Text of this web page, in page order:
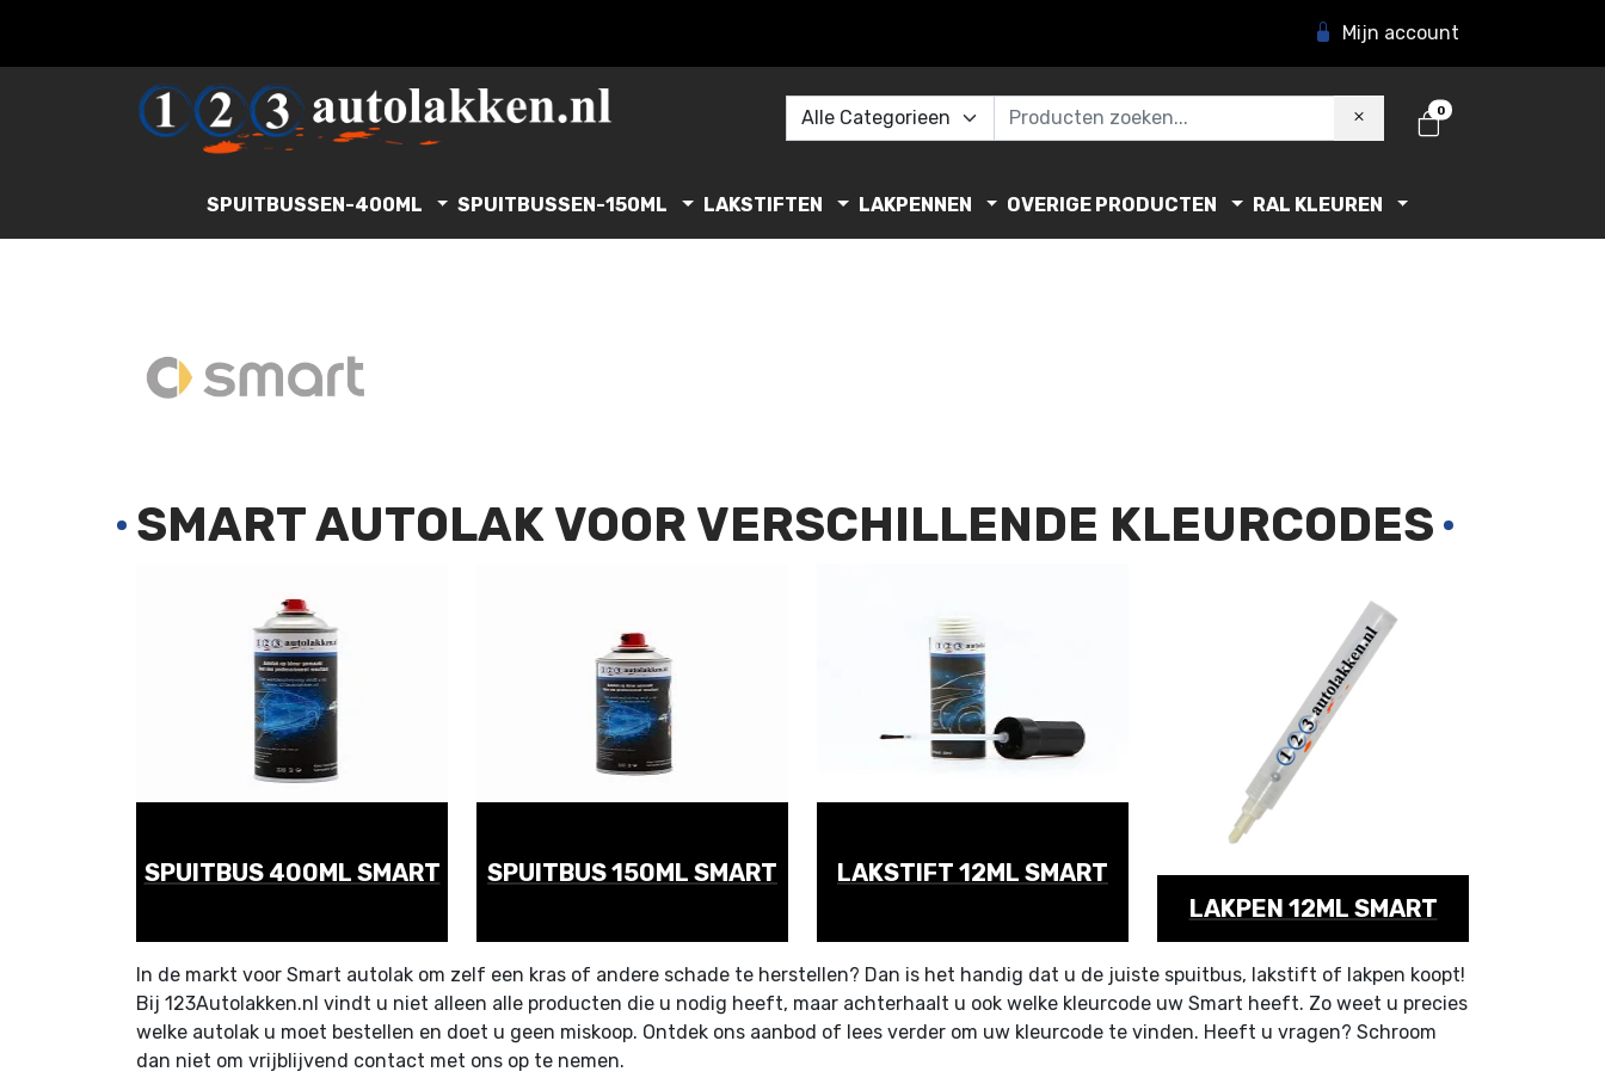
Mijn account
0
SPUITBUSSEN-400ML SPUITBUSSEN-150ML LAKSTIFTEN LAKPENNEN OVERIGE PRODUCTEN RAL KLEUREN
SMART AUTOLAK VOOR VERSCHILLENDE KLEURCODES
SPUITBUS 400ML SMART SPUITBUS 150ML SMART
LAKSTIFT 12ML SMART
LAKPEN 12ML SMART
In de markt voor Smart autolak om zelf een kras of andere schade te herstellen? Dan is het handig dat u de juiste spuitbus, lakstift of lakpen koopt!
Bij 123Autolakken.nl vindt u niet alleen alle producten die u nodig heeft, maar achterhaalt u ook welke kleurcode uw Smart heeft. Zo weet u precies
welke autolak u moet bestellen en doet u geen miskoop. Ontdek ons aanbod of lees verder om uw kleurcode te vinden. Heeft u vragen? Schroom
dan niet om vrijblijvend contact met ons op te nemen.